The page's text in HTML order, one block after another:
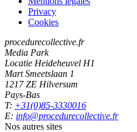
Privacy
Cookies
procedurecollective.fr
Media Park
Locatie Heideheuvel H1
Mart Smeetslaan 1
1217 ZE Hilversum
Pays-Bas
T: +31(0)85-3330016
E: info@procedurecollective.fr
Nos autres sites